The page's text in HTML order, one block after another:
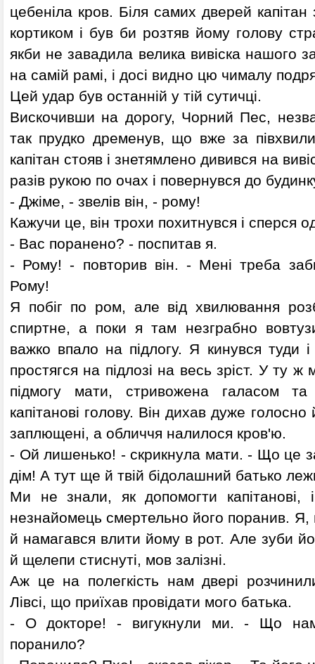
цебеніла кров. Біля самих дверей капітан
кортиком і був би розтяв йому голову
якби не завадила велика вивіска нашого
на самій рамі, і досі видно цю чималу
Цей удар був останній у тій сутичці.
Вискочивши на дорогу, Чорний Пес,
так прудко дременув, що вже за
капітан стояв і знетямлено дивився на
разів рукою по очах і повернувся до
- Джіме, - звелів він, - рому!
Кажучи це, він трохи похитнувся і сперся
- Вас поранено? - поспитав я.
- Рому! - повторив він. - Мені треба
Рому!
Я побіг по ром, але від хвилювання
спиртне, а поки я там незграбно
важко впало на підлогу. Я кинувся туди
простягся на підлозі на весь зріст. У ту ж
підмогу мати, стривожена галасом
капітанові голову. Він дихав дуже
заплющені, а обличчя налилося кров'ю.
- Ой лишенько! - скрикнула мати. - Що це
дім! А тут ще й твій бідолашний батько
Ми не знали, як допомогти
незнайомець смертельно його поранив. Я,
й намагався влити йому в рот. Але зуби
й щелепи стиснуті, мов залізні.
Аж це на полегкість нам двері
Лівсі, що приїхав провідати мого батька.
- О докторе! - вигукнули ми. - Що
поранило?